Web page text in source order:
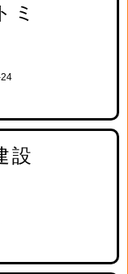
ミ
設